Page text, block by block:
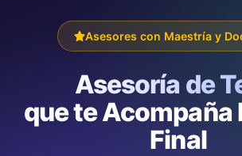
Asesores con Maestría y
Asesoría de
que te Acompaña
Final